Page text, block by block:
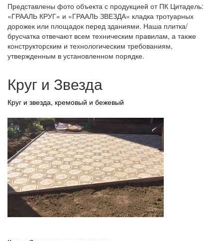
Представлены фото объекта с продукцией от ПК Цитадель:
«ГРААЛЬ КРУГ» и «ГРААЛЬ ЗВЕЗДА» кладка тротуарных
дорожек или площадок перед зданиями. Наша плитка/
брусчатка отвечают всем техническим правилам, а также
конструкторским и технологическим требованиям,
утвержденным в установленном порядке.
Круг и Звезда
Круг и звезда, кремовый и бежевый